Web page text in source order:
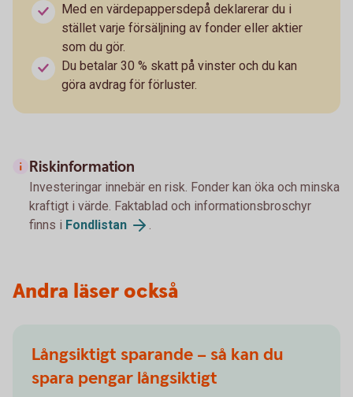
Med en värdepappersdepå deklarerar du i
stället varje försäljning av fonder eller aktier
som du gör.
Du betalar 30 % skatt på vinster och du kan
göra avdrag för förluster.
Riskinformation
Investeringar innebär en risk. Fonder kan öka och minska
kraftigt i värde. Faktablad och informationsbroschyr
finns i Fondlistan
Andra läser också
Långsiktigt sparande – så kan du
spara pengar långsiktigt